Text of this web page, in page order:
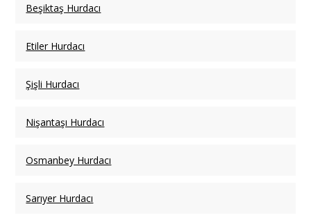
Beşiktaş Hurdacı
Etiler Hurdacı
Şişli Hurdacı
Nişantaşı Hurdacı
Osmanbey Hurdacı
Sarıyer Hurdacı